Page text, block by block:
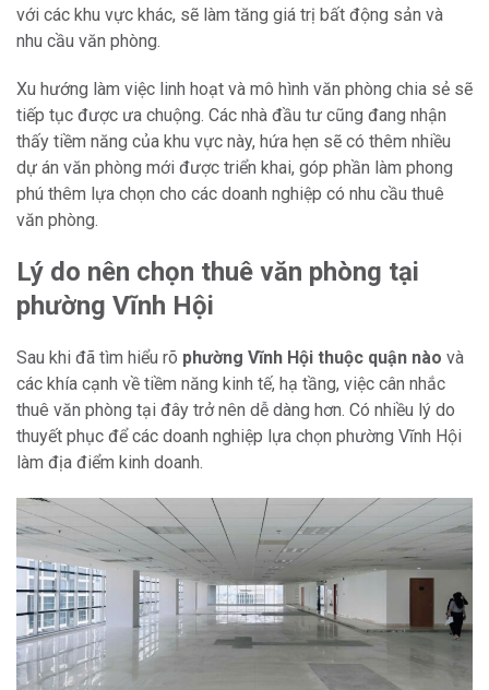
với các khu vực khác, sẽ làm tăng giá trị bất động sản và
nhu cầu văn phòng.
Xu hướng làm việc linh hoạt và mô hình văn phòng chia sẻ sẽ
tiếp tục được ưa chuộng. Các nhà đầu tư cũng đang nhận
thấy tiềm năng của khu vực này, hứa hẹn sẽ có thêm nhiều
dự án văn phòng mới được triển khai, góp phần làm phong
phú thêm lựa chọn cho các doanh nghiệp có nhu cầu thuê
văn phòng.
Lý do nên chọn thuê văn phòng tại
phường Vĩnh Hội
Sau khi đã tìm hiểu rõ phường Vĩnh Hội thuộc quận nào và
các khía cạnh về tiềm năng kinh tế, hạ tầng, việc cân nhắc
thuê văn phòng tại đây trở nên dễ dàng hơn. Có nhiều lý do
thuyết phục để các doanh nghiệp lựa chọn phường Vĩnh Hội
làm địa điểm kinh doanh.